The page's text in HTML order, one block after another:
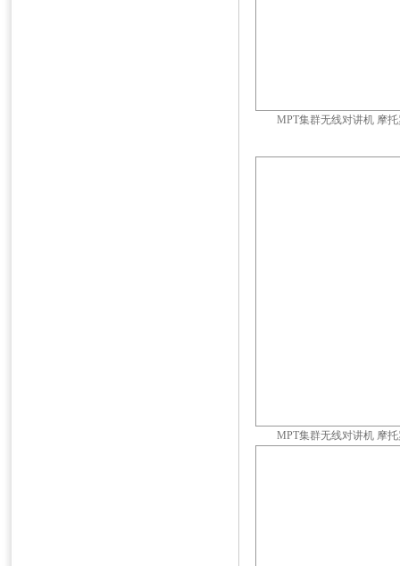
MPT集群无线对讲机 摩托
MPT集群无线对讲机 摩托